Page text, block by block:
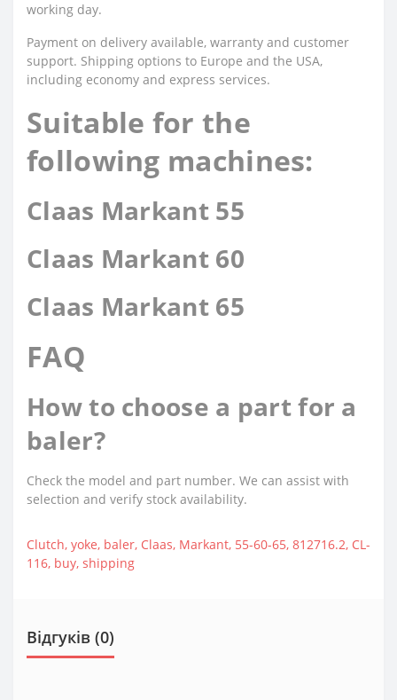
working day.
Payment on delivery available, warranty and customer
support. Shipping options to Europe and the USA,
including economy and express services.
Suitable for the
following machines:
Claas Markant 55
Claas Markant 60
Claas Markant 65
FAQ
How to choose a part for a
baler?
Check the model and part number. We can assist with
selection and verify stock availability.
Clutch, yoke, baler, Claas, Markant, 55-60-65, 812716.2, CL-
116, buy, shipping
Відгуків (0)